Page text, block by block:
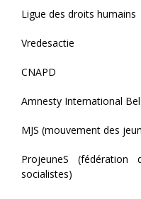
Ligue des droits humains
Vredesactie
CNAPD
Amnesty International
MJS (mouvement des
ProjeuneS (fédération
socialistes)